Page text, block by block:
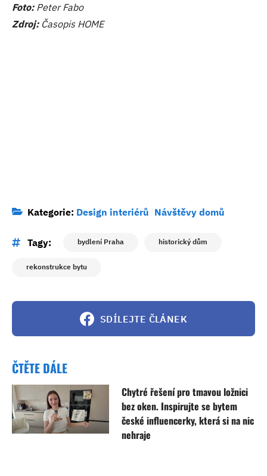
Foto:Peter Fabo
Zdroj:Časopis HOME
Kategorie: Design interiérů Návštěvy domů
Tagy: bydlení Praha historický dům
rekonstrukce bytu
SDÍLEJTE ČLÁNEK
ČTĚTE DÁLE
Chytré řešení pro tmavou ložnici
bez oken. Inspirujte se bytem
české influencerky, která si na nic
nehraje